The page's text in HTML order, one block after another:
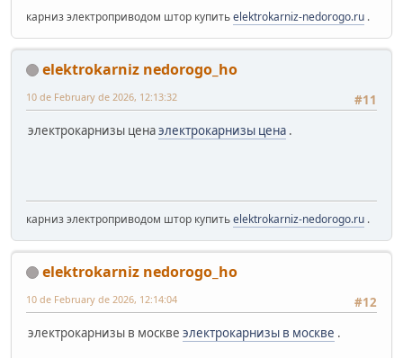
карниз электроприводом штор купитьelektrokarniz-nedorogo.ru .
elektrokarniz nedorogo_ho
#11
10 de February de 2026, 12:13:32
электрокарнизы ценаэлектрокарнизы цена .
карниз электроприводом штор купитьelektrokarniz-nedorogo.ru .
elektrokarniz nedorogo_ho
#12
10 de February de 2026, 12:14:04
электрокарнизы в москве электрокарнизы в москве .